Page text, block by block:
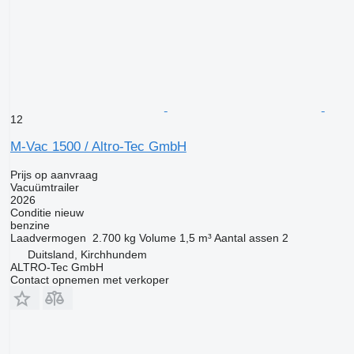
12
M-Vac 1500 / Altro-Tec GmbH
Prijs op aanvraag
Vacuümtrailer
2026
Conditienieuw
benzine
Laadvermogen
2.700 kg Volume 1,5 m³ Aantal assen 2
Duitsland, Kirchhundem
ALTRO-Tec GmbH
Contact opnemen met verkoper